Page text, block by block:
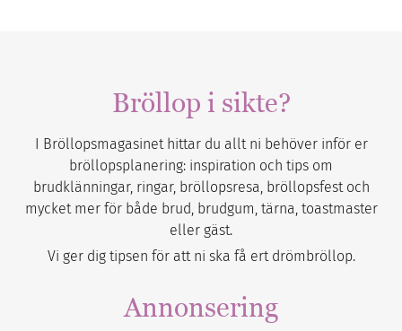
Bröllop i sikte?
I Bröllopsmagasinet hittar du allt ni behöver inför er
bröllopsplanering: inspiration och tips om
brudklänningar, ringar, bröllopsresa, bröllopsfest och
mycket mer för både brud, brudgum, tärna, toastmaster
eller gäst.
Vi ger dig tipsen för att ni ska få ert drömbröllop.
Annonsering